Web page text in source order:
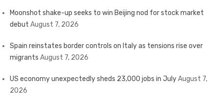
Moonshot shake-up seeks to win Beijing nod for stock market
debut August 7, 2026
Spain reinstates border controls on Italy as tensions rise over
migrants August 7, 2026
US economy unexpectedly sheds 23,000 jobs in JulyAugust 7,
2026